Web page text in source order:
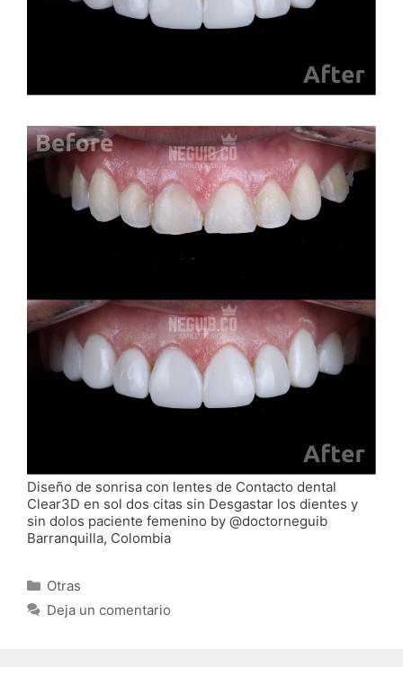
Diseño de sonrisa con lentes de Contacto dental
Clear3D en sol dos citas sin Desgastar los dientes y
sin dolos paciente femenino by @doctorneguib
Barranquilla, Colombia
Categorías
Otras
Deja un comentario